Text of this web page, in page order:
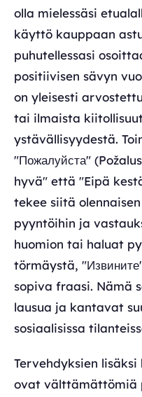
olla mielessäsi
käyttö kauppaan
puhutellessasi
positiivisen sävyn
on yleisesti
tai ilmaista
ystävällisyydestä.
"Пожалуйста"
hyvä" että "Eipä
tekee siitä
pyyntöihin ja
huomion tai haluat
törmäystä,
sopiva fraasi. Nämä
lausua ja kantavat
sosiaalisissa
Tervehdyksien
ovat välttämättömiä